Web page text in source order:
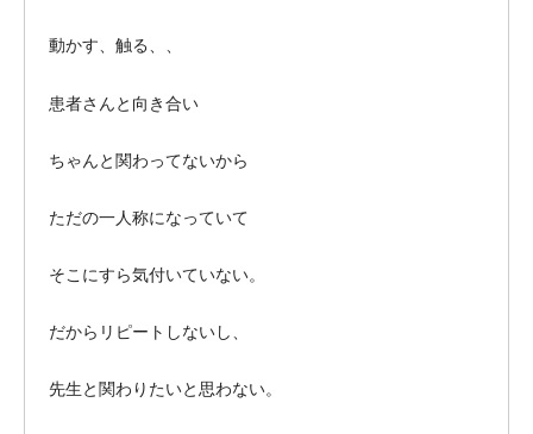
動かす、触る、、
患者さんと向き合い
ちゃんと関わってないから
ただの一人称になっていて
そこにすら気付いていない。
だからリピートしないし、
先生と関わりたいと思わない。